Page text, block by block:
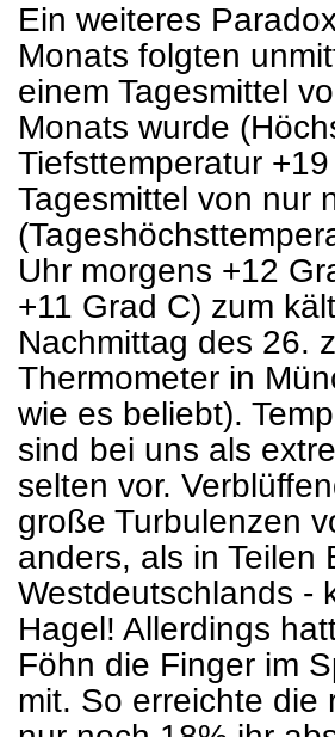
Ein weiteres
Monats folgten
einem Tagesmittel
Monats wurde
Tiefsttemperatur
Tagesmittel von nur
Uhr morgens +12
+11 Grad C) zum
Nachmittag des 26.
Thermometer in
wie es beliebt).
sind bei uns als
selten vor.
große Turbulenzen
anders, als in Teilen
Westdeutschlands -
Hagel! Allerdings
Föhn die Finger im
mit. So erreichte die